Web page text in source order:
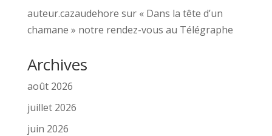
auteur.cazaudehore sur « Dans la tête d’un
chamane » notre rendez-vous au Télégraphe
Archives
août 2026
juillet 2026
juin 2026